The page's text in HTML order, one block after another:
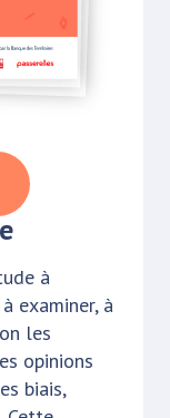
à
examiner, à
les
opinions
biais,